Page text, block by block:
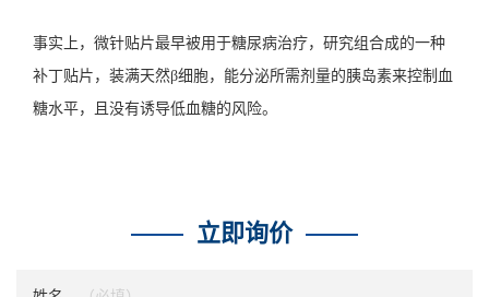
事实上，微针贴片最早被用于糖尿病治疗，研究组合成的一种
补丁贴片，装满天然β细胞，能分泌所需剂量的胰岛素来控制血
糖水平，且没有诱导低血糖的风险。
立即询价